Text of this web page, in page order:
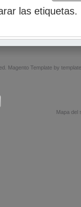
las
Magento Template by
Mapa del